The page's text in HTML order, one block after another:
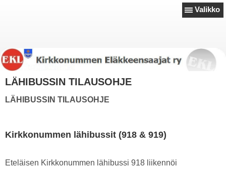
Valikko
LÄHIBUSSIN TILAUSOHJE
LÄHIBUSSIN TILAUSOHJE
Kirkkonummen lähibussit (918 & 919)
Eteläisen Kirkkonummen lähibussi 918 liikennöi